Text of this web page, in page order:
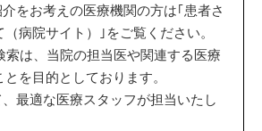
をお考えの医療機関の方は｢患者さ
病院サイト）｣をご覧ください。
索は、当院の担当医や関連する医療
を目的としております。
最適な医療スタッフが担当いたし